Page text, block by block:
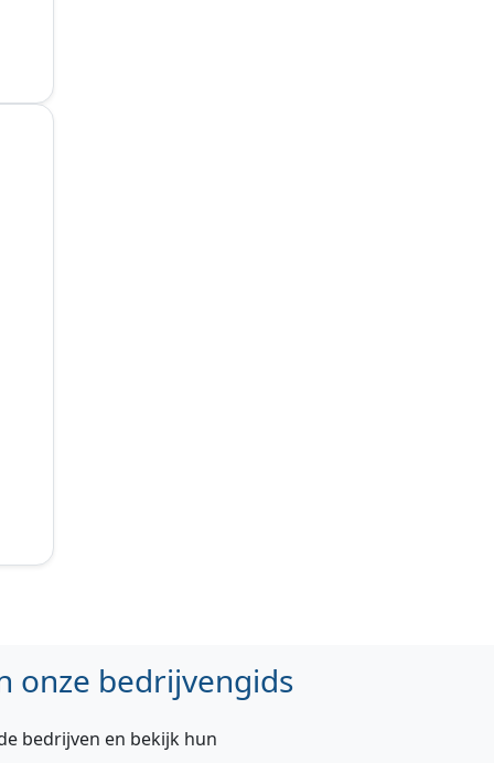
onze bedrijvengids
bedrijven en bekijk hun